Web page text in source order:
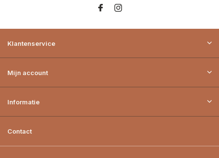
Klantenservice
Mijn account
Informatie
Contact